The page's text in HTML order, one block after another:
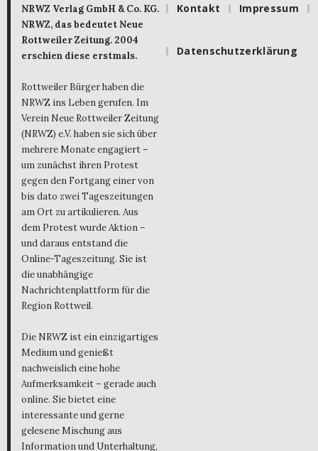
NRWZ Verlag GmbH & Co. KG.
NRWZ, das bedeutet Neue
Rottweiler Zeitung. 2004
erschien diese erstmals.
Rottweiler Bürger haben die
NRWZ ins Leben gerufen. Im
Verein Neue Rottweiler Zeitung
(NRWZ) e.V. haben sie sich über
mehrere Monate engagiert –
um zunächst ihren Protest
gegen den Fortgang einer von
bis dato zwei Tageszeitungen
am Ort zu artikulieren. Aus
dem Protest wurde Aktion –
und daraus entstand die
Online-Tageszeitung. Sie ist
die unabhängige
Nachrichtenplattform für die
Region Rottweil.
Die NRWZ ist ein einzigartiges
Medium und genießt
nachweislich eine hohe
Aufmerksamkeit – gerade auch
online. Sie bietet eine
interessante und gerne
gelesene Mischung aus
Information und Unterhaltung,
Kontakt Impressum
Datenschutzerklärung